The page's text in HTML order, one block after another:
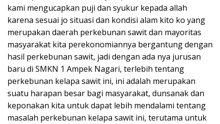
kami mengucapkan puji dan syukur kepada allah
karena sesuai jo situasi dan kondisi alam kito ko yang
merupakan daerah perkebunan sawit dan mayoritas
masyarakat kita perekonomiannya bergantung dengan
hasil perkebunan sawit, jadi dengan ada nya jurusan
baru di SMKN 1 Ampek Nagari, terlebih tentang
perkebunan kelapa sawit ini, ini adalah merupakan
suatu harapan besar bagi masyarakat, dunsanak dan
keponakan kita untuk dapat lebih mendalami tentang
masalah perkebunan kelapa sawit ini, terutama untuk